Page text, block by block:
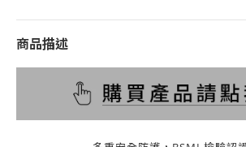
商品描述